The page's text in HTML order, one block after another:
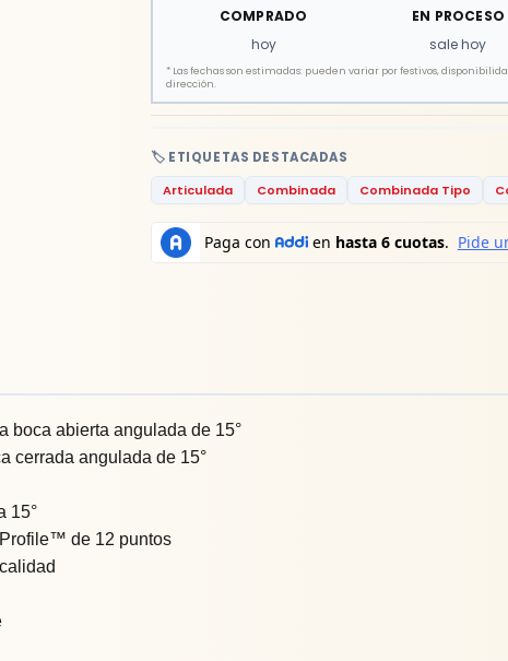
🏷️ ETIQUETAS DESTACADAS
Articulada
Combinada Combinada Tipo
COMPRADO
hoy
EN PROCESO
sale hoy
* Las fechas son estimadas: pueden variar por festivos,
dirección.
boca abierta angulada de 15°
cerrada angulada de 15°
15°
de 12 puntos